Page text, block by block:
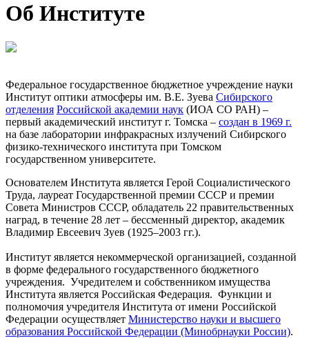
Об Институте
Федеральное государственное бюджетное учреждение науки
Институт оптики атмосферы им. В.Е. Зуева Сибирского
отделения Российской академии наук (ИОА СО РАН) –
первый академический институт г. Томска – создан в 1969 г.
на базе лаборатории инфракрасных излучений Сибирского
физико-технического института при Томском
государственном университете.
Основателем Института является Герой Социалистического
Труда, лауреат Государственной премии СССР и премии
Совета Министров СССР, обладатель 22 правительственных
наград, в течение 28 лет – бессменный директор, академик
Владимир Евсеевич Зуев (1925–2003 гг.).
Институт является некоммерческой организацией, созданной
в форме федерального государственного бюджетного
учреждения. Учредителем и собственником имущества
Института является Российская Федерация. Функции и
полномочия учредителя Института от имени Российской
Федерации осуществляет Министерство науки и высшего
образования Российской Федерации (Минобрнауки России).